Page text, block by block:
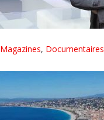
Magazines, Documentaires